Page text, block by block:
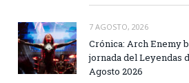
7 AGOSTO, 2026
Crónica: Arch Enemy
jornada del Leyendas
Agosto 2026